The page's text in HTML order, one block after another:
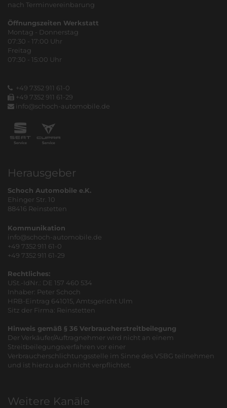
nach Terminvereinbarung
Öffnungszeiten Werkstatt
Montag - Donnerstag
07:30 - 17:00 Uhr
Freitag
07:30 - 15:00 Uhr
+49 7352 911 61-0
+49 7352 911 61-29
info@schoch-automobile.de
Herausgeber
Schoch Automobile e.K.
Ehinger Str. 10
88416 Reinstetten
Kommunikation
info@schoch-automobile.de
+49 7352 911 61-0
+49 7352 911 61-29
Rechtliches:
USt.-IdNr.: DE 157 460 534
Inhaber: Peter Schoch
HRB-Eintrag 641015, Amtsgericht Ulm
Sitz der Firma: Reinstetten
Hinweis gemäß § 36 Verbraucherstreitbeilegung
Der Verkäufer/Auftragnehmer wird nicht an einem
Streitbeilegungsverfahren vor einer
Verbraucherschlichtungsstelle im Sinne des VSBG teilnehmen
und ist hierzu auch nicht verpflichtet.
Weitere Kanäle